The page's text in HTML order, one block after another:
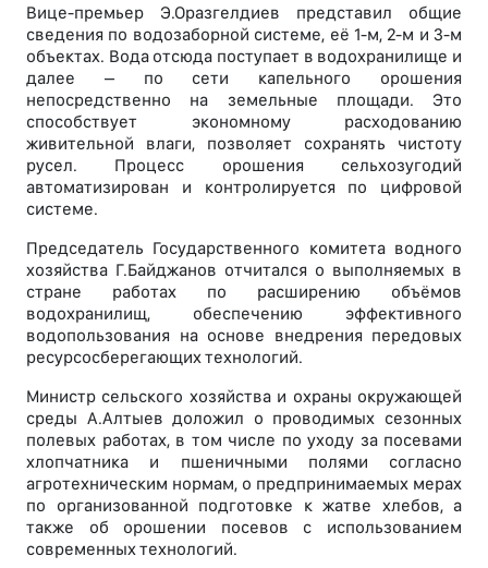
Вице-премьер Э.Оразгелдиев представил общие
сведения по водозаборной системе, её 1-м, 2-м и 3-м
объектах. Вода отсюда поступает в водохранилище и
далее – по сети капельного орошения
непосредственно на земельные площади. Это
способствует экономному расходованию
живительной влаги, позволяет сохранять чистоту
русел. Процесс орошения сельхозугодий
автоматизирован и контролируется по цифровой
системе.
Председатель Государственного комитета водного
хозяйства Г.Байджанов отчитался о выполняемых в
стране работах по расширению объёмов
водохранилищ, обеспечению эффективного
водопользования на основе внедрения передовых
ресурсосберегающих технологий.
Министр сельского хозяйства и охраны окружающей
среды А.Алтыев доложил о проводимых сезонных
полевых работах, в том числе по уходу за посевами
хлопчатника и пшеничными полями согласно
агротехническим нормам, о предпринимаемых мерах
по организованной подготовке к жатве хлебов, а
также об орошении посевов с использованием
современных технологий.